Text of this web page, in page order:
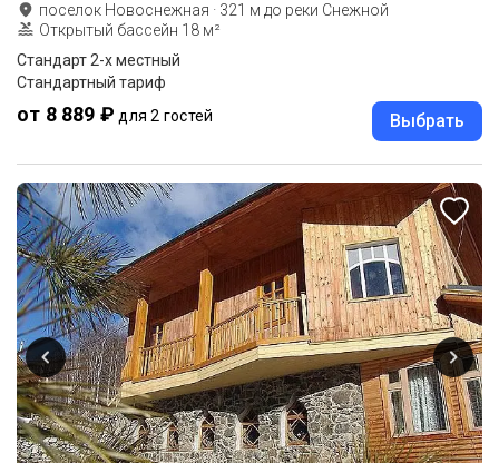
поселок Новоснежная · 321 м до реки Снежной
Открытый бассейн 18 м²
Стандарт 2-х местный
Стандартный тариф
от 8 889 ₽ для 2 гостей Выбрать